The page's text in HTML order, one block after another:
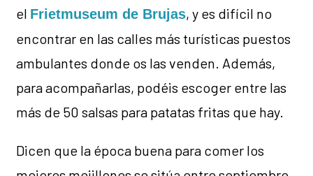
el Frietmuseum de Brujas, y es difícil no
encontrar en las calles más turísticas puestos
ambulantes donde os las venden. Además,
para acompañarlas, podéis escoger entre las
más de 50 salsas para patatas fritas que hay.
Dicen que la época buena para comer los